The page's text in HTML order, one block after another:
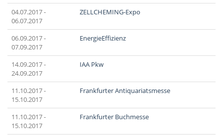
04.07.2017 -
06.07.2017
ZELLCHEMING-Expo
06.09.2017 -
07.09.2017
EnergieEffizienz
14.09.2017 -
24.09.2017
IAA Pkw
11.10.2017 -
15.10.2017
Frankfurter Antiquariatsmesse
11.10.2017 -
15.10.2017
Frankfurter Buchmesse